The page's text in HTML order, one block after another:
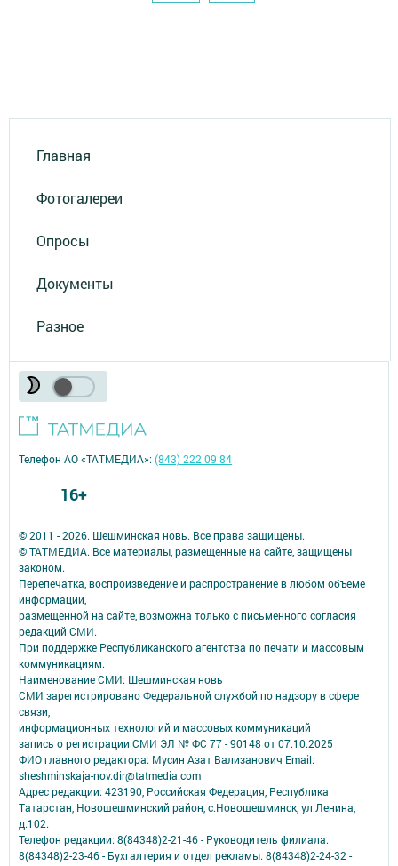
Главная
Фотогалереи
Опросы
Документы
Разное
© 2011 - 2026. Шешминская новь. Все права защищены.
© ТАТМЕДИА. Все материалы, размещенные на сайте, защищены
законом.
Перепечатка, воспроизведение и распространение в любом объеме
информации,
размещенной на сайте, возможна только с письменного согласия
редакций СМИ.
При поддержке Республиканского агентства по печати и массовым
коммуникациям.
Наименование СМИ: Шешминская новь
СМИ зарегистрировано Федеральной службой по надзору в сфере
связи,
информационных технологий и массовых коммуникаций
запись о регистрации СМИ ЭЛ № ФС 77 - 90148 от 07.10.2025
ФИО главного редактора: Мусин Азат Вализанович Email:
sheshminskaja-nov.dir@tatmedia.com
Адрес редакции: 423190, Российская Федерация, Республика
Татарстан, Новошешминский район, с.Новошешминск, ул.Ленина,
д.102.
Телефон редакции: 8(84348)2-21-46 - Руководитель филиала.
8(84348)2-23-46 - Бухгалтерия и отдел рекламы. 8(84348)2-24-32 -
Телефон АО «ТАТМЕДИА»:(843) 222 09 84
16+